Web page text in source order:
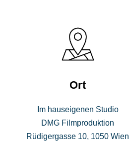
Ort
Im hauseigenen Studio
DMG Filmproduktion
Rüdigergasse 10, 1050 Wien